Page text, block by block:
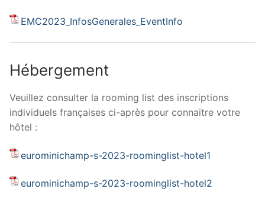
EMC2023_InfosGenerales_EventInfo
Hébergement
Veuillez consulter la rooming list des inscriptions
individuels françaises ci-après pour connaitre votre
hôtel :
eurominichamp-s-2023-roominglist-hotel1
eurominichamp-s-2023-roominglist-hotel2